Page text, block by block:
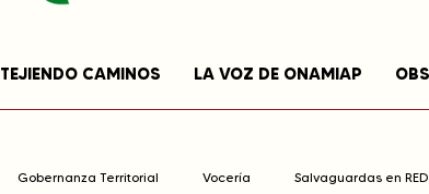
TEJIENDO CAMINOS LA VOZ DE ONAMIAP
Gobernanza Territorial Vocería Salvaguardas en